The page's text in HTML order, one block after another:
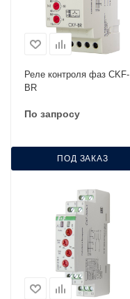
Реле контроля фаз CKF-
BR
По запросу
ПОД ЗАКАЗ